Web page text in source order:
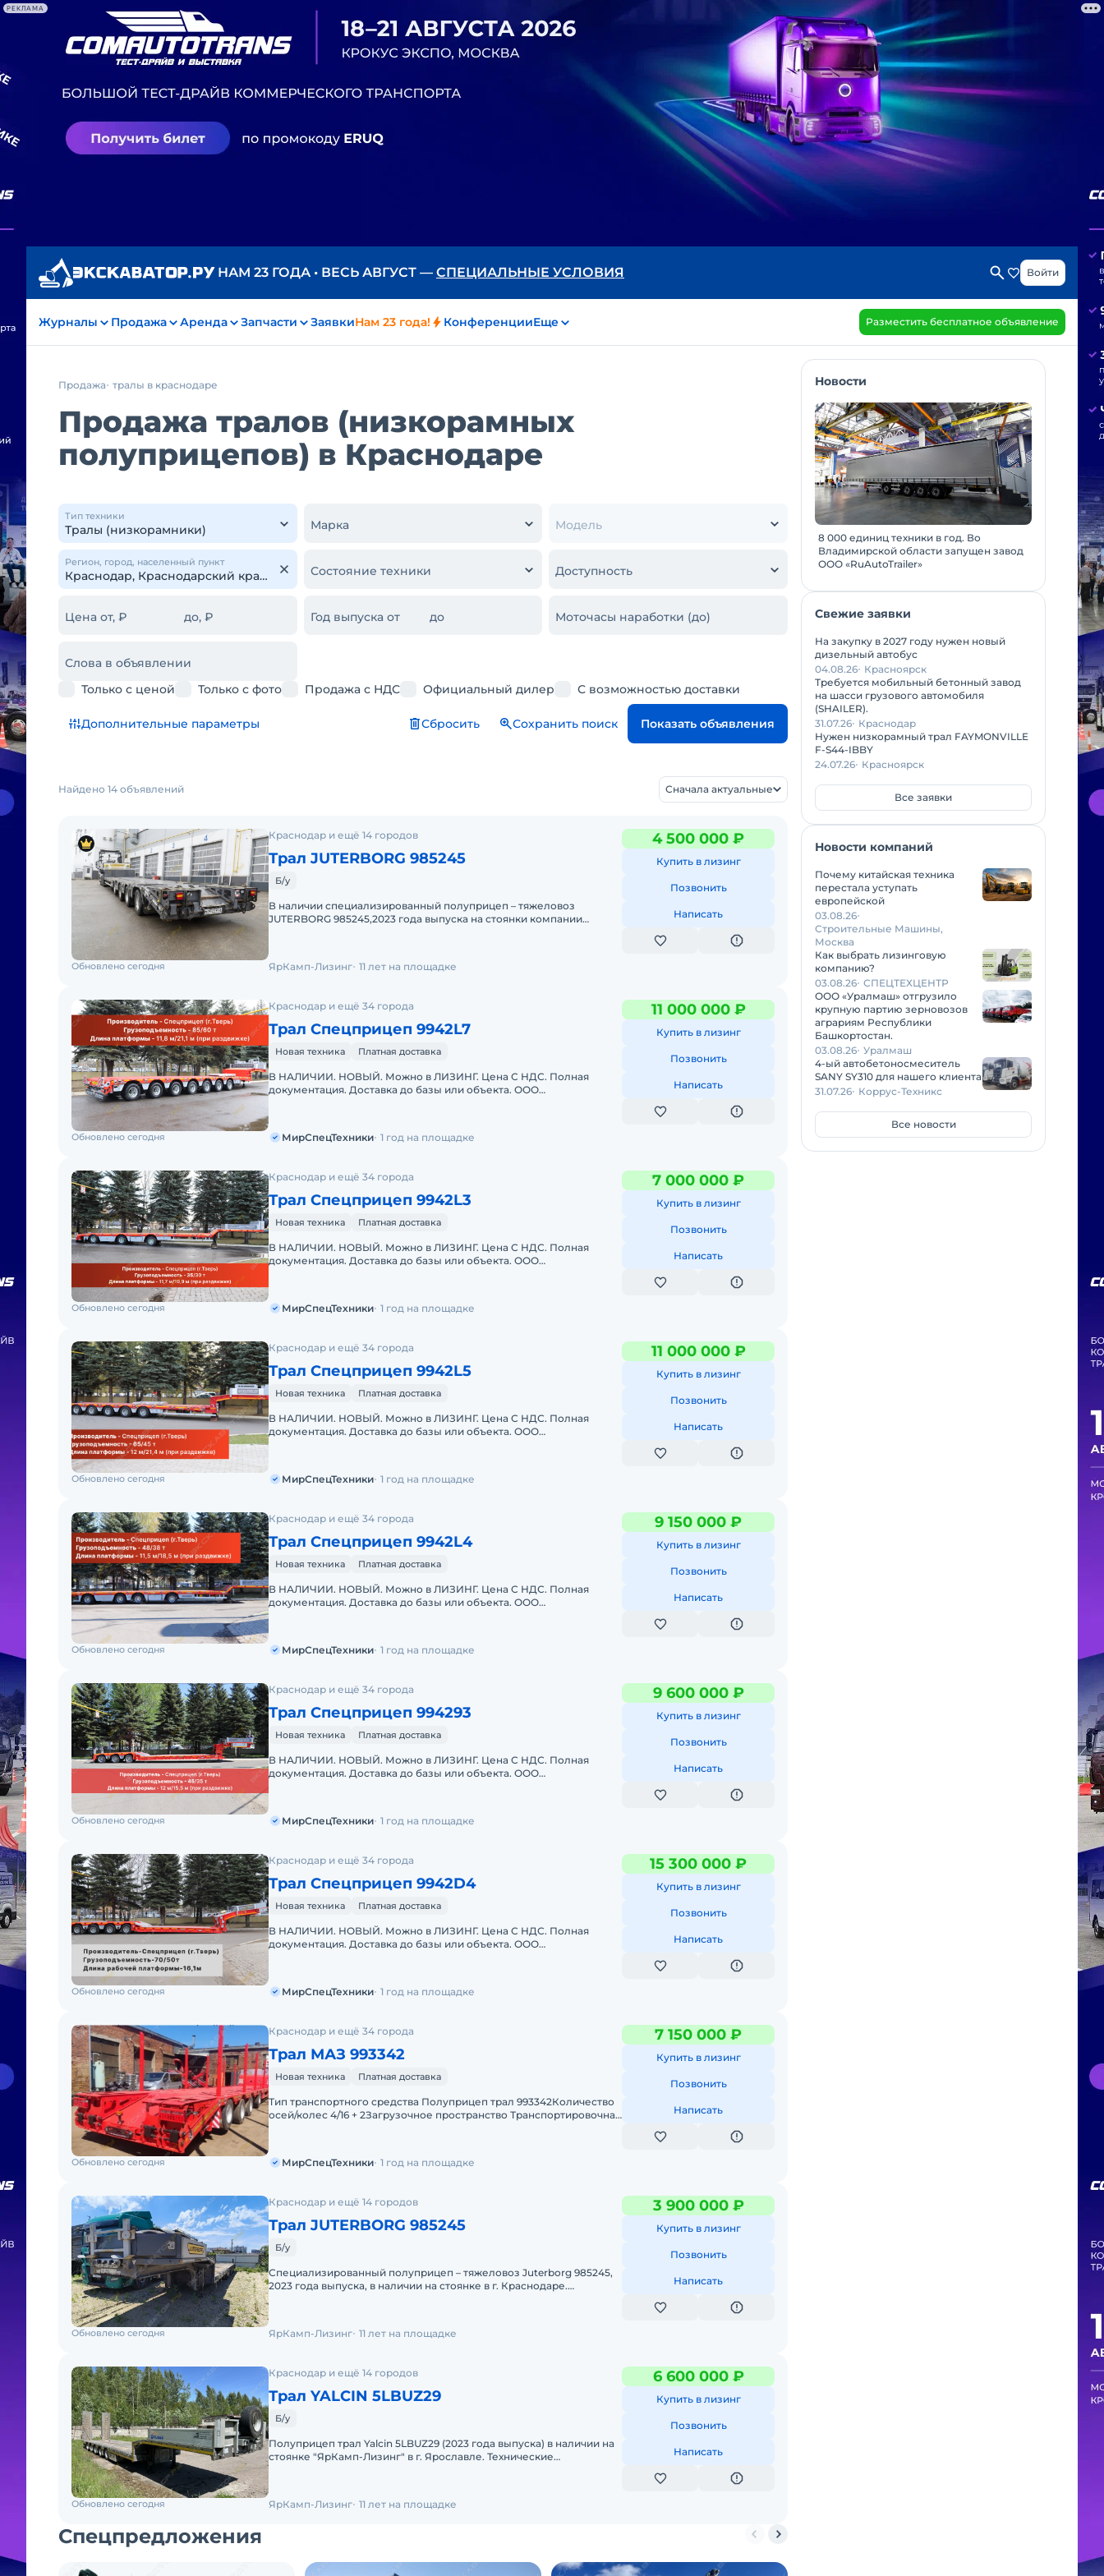
РЕКЛАМА
НАМ 23 ГОДА • ВЕСЬ АВГУСТ — СПЕЦИАЛЬНЫЕ УСЛОВИЯ Войти
Журналы Продажа Аренда Запчасти ЗаявкиНам 23 года! КонференцииЕще Разместить бесплатное объявление
Продажа тралы в краснодаре
Продажа тралов (низкорамных
полуприцепов) в Краснодаре
Тип техники
Марка Модель
Регион, город, населенный пункт
Состояние техники Доступность
Цена от, ₽ до, ₽ Год выпуска от до Моточасы наработки (до)
Слова в объявлении
Только с ценой
Только с фото Продажа с НДС Официальный дилер С возможностью доставки
Дополнительные параметры Сбросить Сохранить поиск Показать объявления
Найдено 14 объявлений Сначала актуальные
Краснодар и ещё 14 городов
Трал JUTERBORG 985245
Б/у
В наличии специализированный полуприцеп – тяжеловоз
JUTERBORG 985245,2023 года выпуска на стоянки компании
4 500 000 ₽
Купить в лизинг
Позвонить
Написать
Обновлено сегодня ЯрКамп-Лизинг 11 лет на площадке
Краснодар и ещё 34 города
Трал Спецприцеп 9942L7
Новая техника Платная доставка
В НАЛИЧИИ. НОВЫЙ. Можно в ЛИЗИНГ. Цена С НДС. Полная
документация. Доставка до базы или объекта. ООО
11 000 000 ₽
Купить в лизинг
Позвонить
Написать
Обновлено сегодня МирСпецТехники 1 год на площадке
Краснодар и ещё 34 города
Трал Спецприцеп 9942L3
Новая техника Платная доставка
В НАЛИЧИИ. НОВЫЙ. Можно в ЛИЗИНГ. Цена С НДС. Полная
документация. Доставка до базы или объекта. ООО
7 000 000 ₽
Купить в лизинг
Позвонить
Написать
Обновлено сегодня МирСпецТехники 1 год на площадке
Краснодар и ещё 34 города
Трал Спецприцеп 9942L5
Новая техника Платная доставка
В НАЛИЧИИ. НОВЫЙ. Можно в ЛИЗИНГ. Цена С НДС. Полная
документация. Доставка до базы или объекта. ООО
11 000 000 ₽
Купить в лизинг
Позвонить
Написать
Обновлено сегодня МирСпецТехники 1 год на площадке
Краснодар и ещё 34 города
Трал Спецприцеп 9942L4
Новая техника Платная доставка
В НАЛИЧИИ. НОВЫЙ. Можно в ЛИЗИНГ. Цена С НДС. Полная
документация. Доставка до базы или объекта. ООО
9 150 000 ₽
Купить в лизинг
Позвонить
Написать
Обновлено сегодня МирСпецТехники 1 год на площадке
Краснодар и ещё 34 города
Трал Спецприцеп 994293
Новая техника Платная доставка
В НАЛИЧИИ. НОВЫЙ. Можно в ЛИЗИНГ. Цена С НДС. Полная
документация. Доставка до базы или объекта. ООО
9 600 000 ₽
Купить в лизинг
Позвонить
Написать
Обновлено сегодня МирСпецТехники 1 год на площадке
Краснодар и ещё 34 города
Трал Спецприцеп 9942D4
Новая техника Платная доставка
В НАЛИЧИИ. НОВЫЙ. Можно в ЛИЗИНГ. Цена С НДС. Полная
документация. Доставка до базы или объекта. ООО
15 300 000 ₽
Купить в лизинг
Позвонить
Написать
Обновлено сегодня МирСпецТехники 1 год на площадке
Краснодар и ещё 34 города
Трал МАЗ 993342
Новая техника Платная доставка
Тип транспортного средства Полуприцеп трал 993342Количество
осей/колес 4/16 + 2Загрузочное пространство Транспортировочная
7 150 000 ₽
Купить в лизинг
Позвонить
Написать
Обновлено сегодня МирСпецТехники 1 год на площадке
Краснодар и ещё 14 городов
Трал JUTERBORG 985245
Б/у
Специализированный полуприцеп – тяжеловоз Juterborg 985245,
2023 года выпуска, в наличии на стоянке в г. Краснодаре.
3 900 000 ₽
Купить в лизинг
Позвонить
Написать
Обновлено сегодня ЯрКамп-Лизинг 11 лет на площадке
Краснодар и ещё 14 городов
Трал YALCIN 5LBUZ29
Б/у
Полуприцеп трал Yalcin 5LBUZ29 (2023 года выпуска) в наличии на
стоянке "ЯрКамп-Лизинг" в г. Ярославле. Технические
6 600 000 ₽
Купить в лизинг
Позвонить
Написать
Обновлено сегодня ЯрКамп-Лизинг 11 лет на площадке
Спецпредложения
Новости
8 000 единиц техники в год. Во
Владимирской области запущен завод
ООО «RuAutoTrailer»
Свежие заявки
На закупку в 2027 году нужен новый
дизельный автобус
04.08.26 Красноярск
Требуется мобильный бетонный завод
на шасси грузового автомобиля
(SHAILER).
31.07.26 Краснодар
Нужен низкорамный трал FAYMONVILLE
F-S44-IBBY
24.07.26 Красноярск
Все заявки
Новости компаний
Почему китайская техника
перестала уступать
европейской
03.08.26
Строительные Машины,
Москва
Как выбрать лизинговую
компанию?
03.08.26 СПЕЦТЕХЦЕНТР
ООО «Уралмаш» отгрузило
крупную партию зерновозов
аграриям Республики
Башкортостан.
03.08.26 Уралмаш
4-ый автобетоносмеситель
SANY SY310 для нашего клиента
31.07.26 Коррус-Техникс
Все новости